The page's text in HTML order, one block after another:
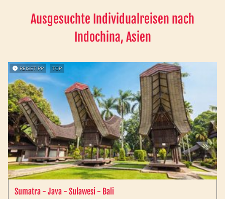
Ausgesuchte Individualreisen nach
Indochina, Asien
REISETIPP TOP
Sumatra - Java - Sulawesi - Bali